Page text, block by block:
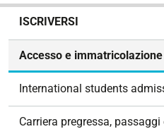
ISCRIVERSI
Accesso e immatricolazione
International students
Carriera pregressa,